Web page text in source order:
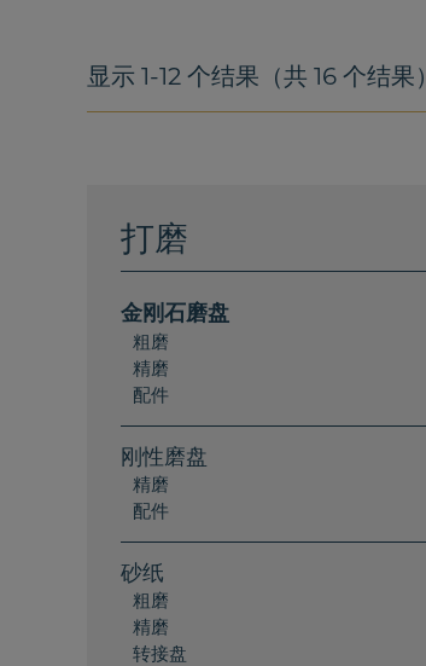
显示 1-12 个结果（共 16 个结果）
打磨
金刚石磨盘
粗磨
精磨
配件
刚性磨盘
精磨
配件
砂纸
粗磨
精磨
转接盘